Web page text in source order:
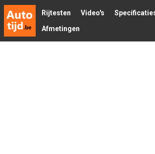
Rijtesten Video's
Afmetingen